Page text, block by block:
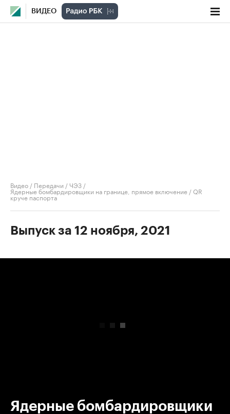
ВИДЕО
Видео / Передачи /ЧЭЗ /
Ядерные бомбардировщики на границе, прямое включение / QR
круче паспорта
Выпуск за 12 ноября, 2021
Ядерные бомбардировщики